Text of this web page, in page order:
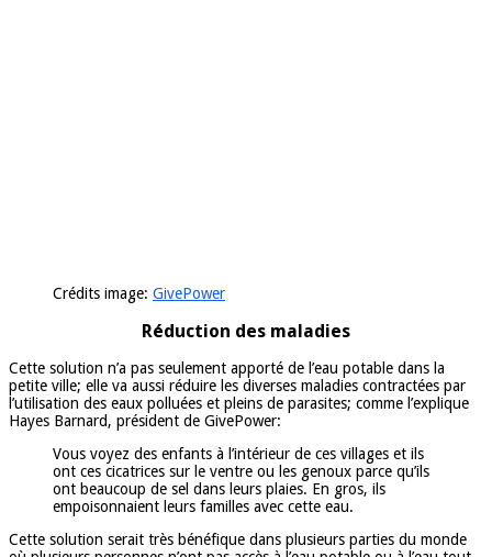
Crédits image: GivePower
Réduction des maladies
Cette solution n’a pas seulement apporté de l’eau potable dans la
petite ville; elle va aussi réduire les diverses maladies contractées par
l’utilisation des eaux polluées et pleins de parasites; comme l’explique
Hayes Barnard, président de GivePower:
Vous voyez des enfants à l’intérieur de ces villages et ils
ont ces cicatrices sur le ventre ou les genoux parce qu’ils
ont beaucoup de sel dans leurs plaies. En gros, ils
empoisonnaient leurs familles avec cette eau.
Cette solution serait très bénéfique dans plusieurs parties du monde